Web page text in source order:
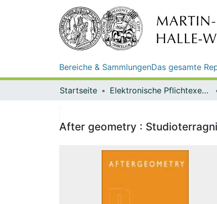
Bereiche & SammlungenDas gesamte
Startseite Elektronische Pflichtexemplare
After geometry :